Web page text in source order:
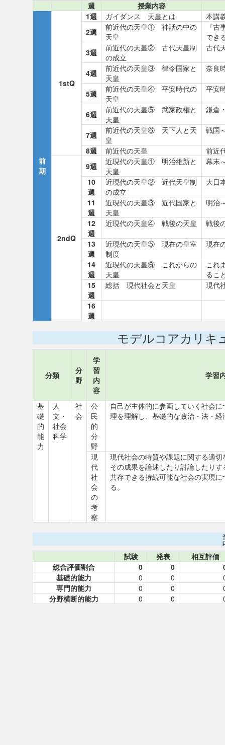
週 授業内容
前
期
1stQ
1週 ガイダンス 天皇とは
本講
2週
前近代の天皇① 神話の中の
天皇
『
でき
3週
前近代の天皇② 古代天皇制
の成立
古代
4週
前近代の天皇③ 律令国家と
天皇
奈良
5週
前近代の天皇④ 平安時代の
天皇
平安
6週
前近代の天皇⑤ 武家政権と
天皇
鎌倉
7週
前近代の天皇⑥ 天下人と天
皇
戦国
8週 前近代の天皇 前近
2ndQ
9週
近現代の天皇① 明治維新と
天皇
幕末
10
週
近現代の天皇② 近代天皇制
の成立
大日
11
週
近現代の天皇③ 近代国家と
天皇
明治
12
週
近現代の天皇④ 戦後の天皇 戦後
13
週
近現代の天皇⑤ 現在の皇室
制度
現在
14
週
近現代の天皇⑥ これからの
天皇
これ
るこ
15
週
総括 現代社会と天皇 現代
16
週
モデルコアカリキ
分類
分
野
学
習
内
容
学習
基
礎
的
能
力
人
文・
社会
科学
社
会
公
民
的
分
野
自己が主体的に参画していく社会
理を理解し、基礎的な政治・法・
現
代
社
会
の
考
察
現代社会の特質や課題に関する適
その成果を論述したり討論したり
共存できる持続可能な社会の実現
る。
試験 発表
相互評価
総合評価割合
0 0
基礎的能力
0 0
専門的能力
0 0
分野横断的能力
0 0